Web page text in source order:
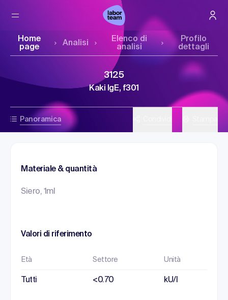
Home
page
Analisi
Elenco di
analisi
Profilo
dettagli
Panoramica
3125
Kaki IgE, f301
Materiale & quantità
Siero, 1ml
Valori di riferimento
Età Settore Unità
Tutti <0.70 kU/l